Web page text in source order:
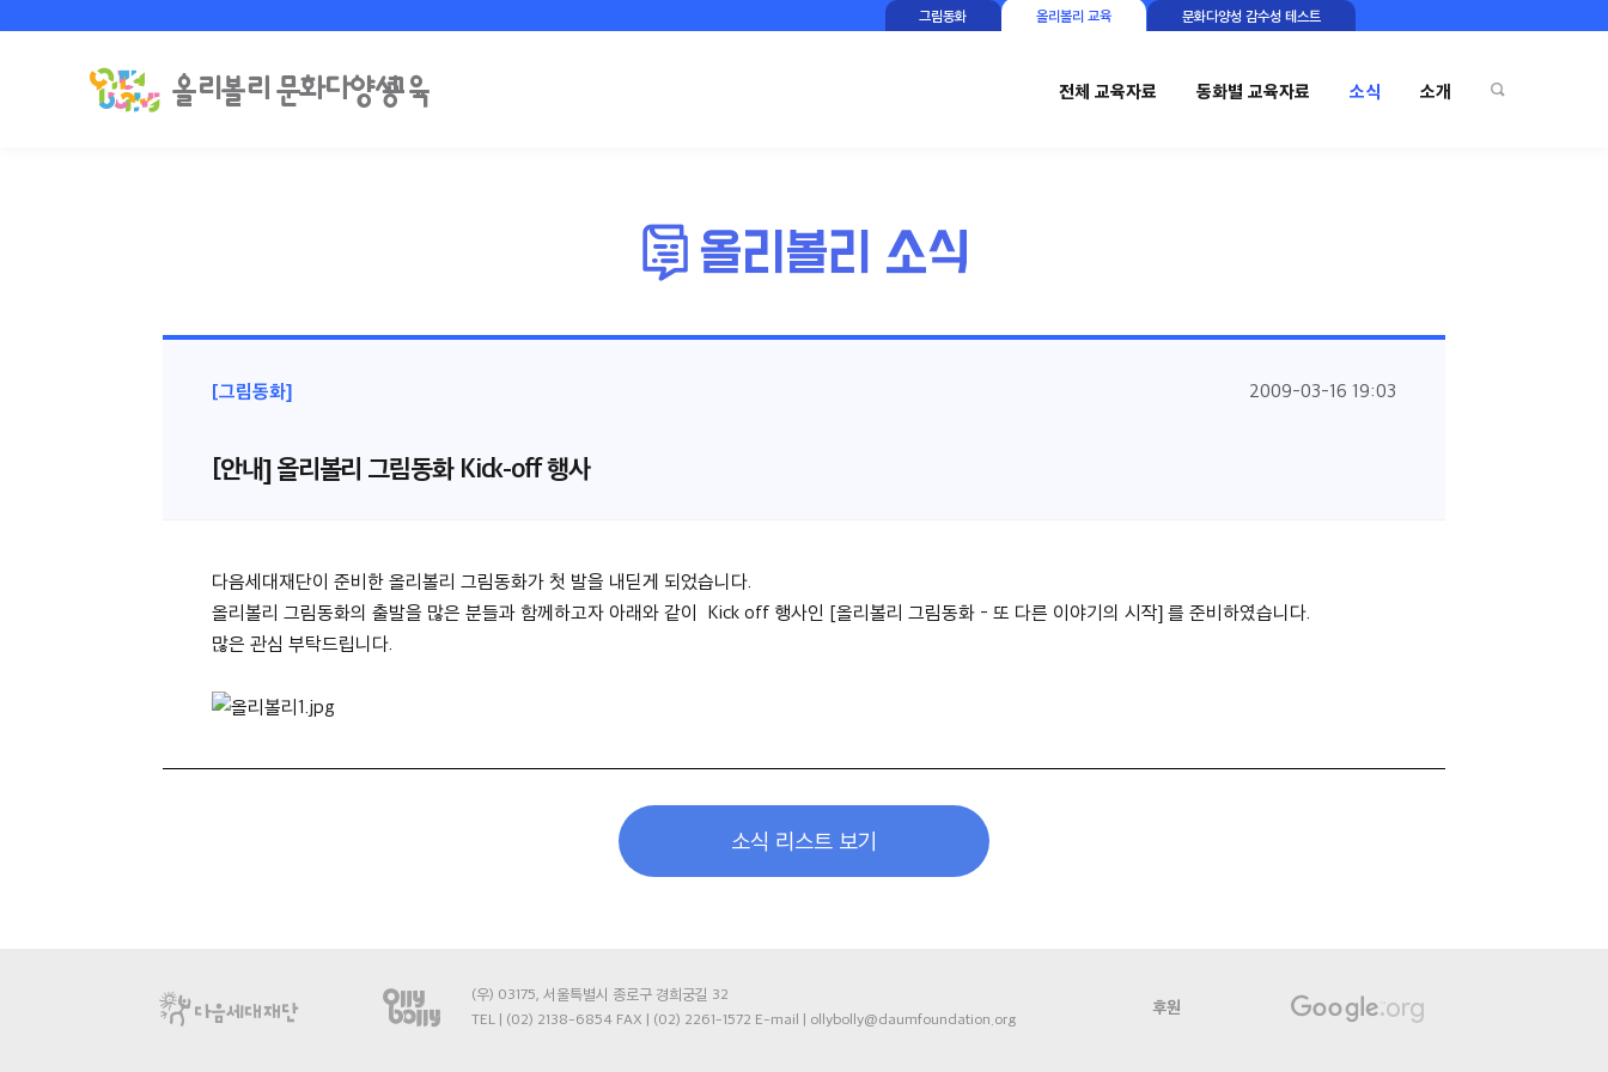
그림동화 올리볼리 교육 문화다양성 감수성 테스트
전체 교육자료 동화별 교육자료 소식 소개
[그림동화] 2009-03-16 19:03
[안내] 올리볼리 그림동화 Kick-off 행사
다음세대재단이 준비한 올리볼리 그림동화가 첫 발을 내딛게 되었습니다.
올리볼리 그림동화의 출발을 많은 분들과 함께하고자 아래와 같이 Kick off 행사인 [올리볼리 그림동화 - 또 다른 이야기의 시작] 를 준비하였습니다.
많은 관심 부탁드립니다.
소식 리스트 보기
(우) 03175, 서울특별시 종로구 경희궁길 32
TEL | (02) 2138-6854 FAX | (02) 2261-1572 E-mail | ollybolly@daumfoundation.org
후원